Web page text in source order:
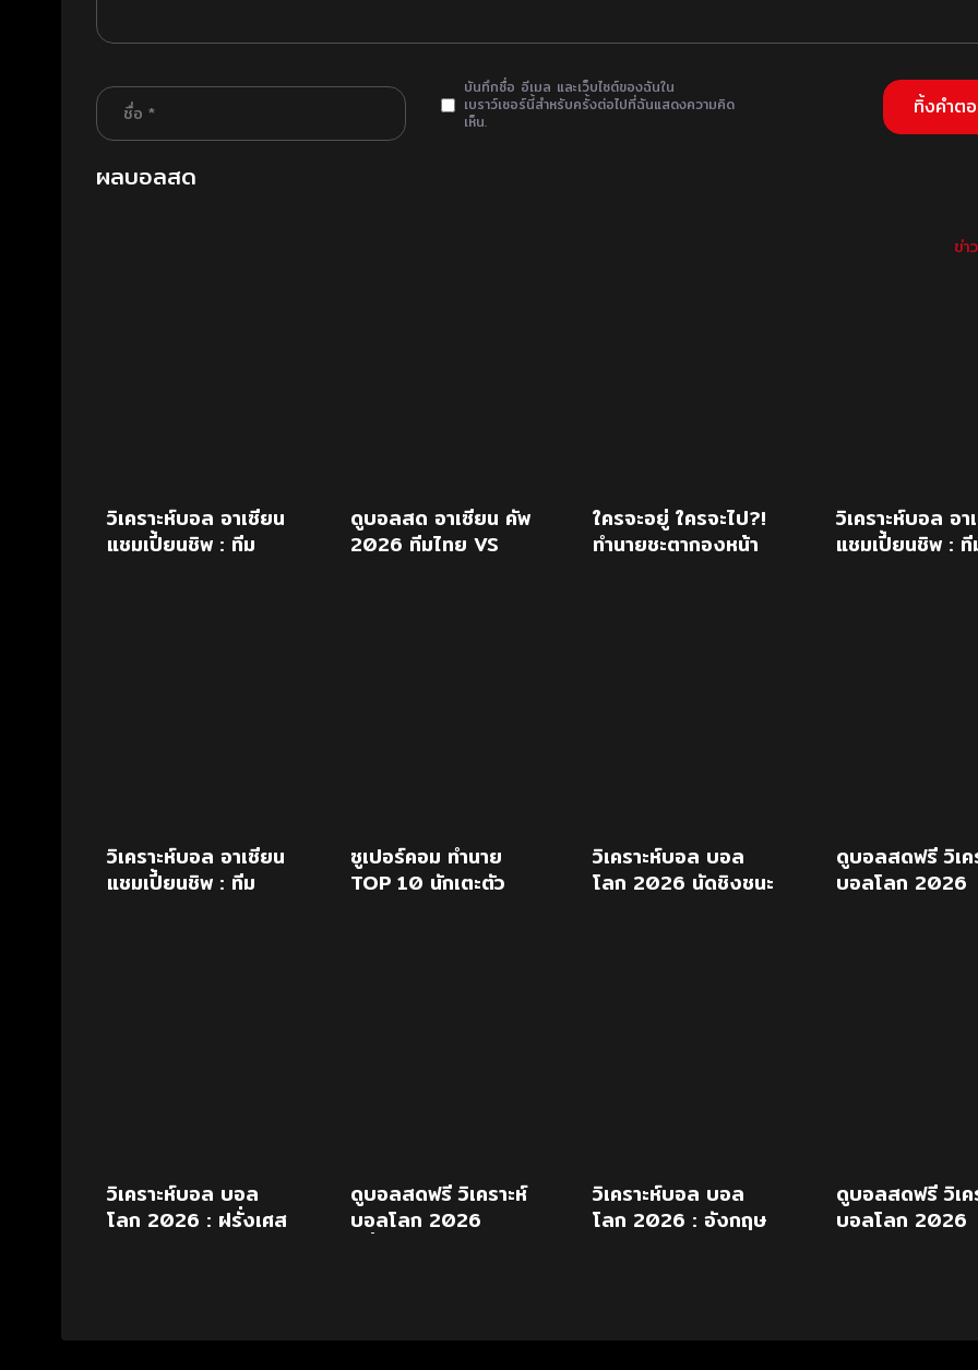
บันทึกชื่อ อีเมล และเว็บไซต์ของฉันใน
เบราว์เซอร์นี้สำหรับครั้งต่อไปที่ฉันแสดงความคิด
เห็น.
ผลบอลสด
ข่า
วิเคราะห์บอล อาเซียน
แชมเปี้ยนชิพ : ทีม
ดูบอลสด อาเซียน คัพ
2026 ทีมไทย VS
ใครจะอยู่ ใครจะไป?!
ทำนายชะตากองหน้า
วิเคราะห์บอล อา
แชมเปี้ยนชิพ : ที
วิเคราะห์บอล อาเซียน
แชมเปี้ยนชิพ : ทีม
ซูเปอร์คอม ทำนาย
TOP 10 นักเตะตัว
วิเคราะห์บอล บอล
โลก 2026 นัดชิงชนะ
ดูบอลสดฟรี วิเค
บอลโลก 2026
วิเคราะห์บอล บอล
โลก 2026 : ฝรั่งเศส
ดูบอลสดฟรี วิเคราะห์
บอลโลก 2026
วิเคราะห์บอล บอล
โลก 2026 : อังกฤษ
ดูบอลสดฟรี วิเค
บอลโลก 2026